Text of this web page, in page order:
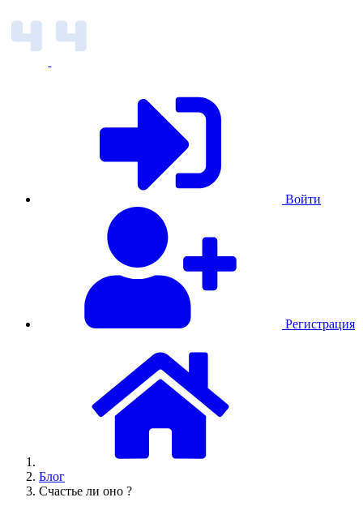
Войти
Регистрация
Блог
Счастье ли оно ?